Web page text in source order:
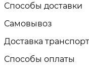
Способы доставки
Самовывоз
Доставка
Способы оплаты